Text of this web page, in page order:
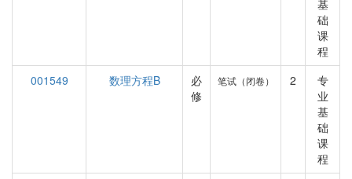
基
础
课
程
001549
数理方程B
必
修
笔试（闭卷） 2
专
业
基
础
课
程